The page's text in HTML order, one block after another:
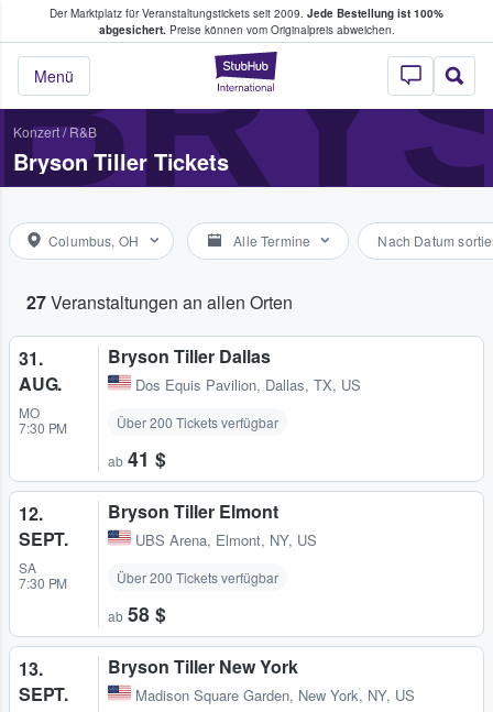
Der Marktplatz für Veranstaltungstickets seit 2009. Jede Bestellung ist 100%
abgesichert.Preise können vom Originalpreis abweichen.
StubHub - Wo
Menü
Tickets kaufen & verkaufen
Konzert/R&B
Bryson Tiller Tickets
Columbus, OH Alle Termine Nach Datum
27Veranstaltungen an allen Orten
31.
AUG.
MO
7:30 PM
Bryson Tiller Dallas
Dos Equis Pavilion, Dallas, TX, US
Über 200 Tickets verfügbar
ab 41 $
12.
SEPT.
SA
7:30 PM
Bryson Tiller Elmont
UBS Arena, Elmont, NY, US
Über 200 Tickets verfügbar
ab 58 $
13.
SEPT.
Bryson Tiller New York
Madison Square Garden, New York, NY, US